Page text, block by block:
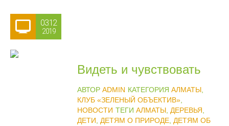
03.12
2019
Видеть и чувствовать
АВТОР ADMIN КАТЕГОРИЯ АЛМАТЫ,
КЛУБ «ЗЕЛЕНЫЙ ОБЪЕКТИВ»,
НОВОСТИ ТЕГИ АЛМАТЫ, ДЕРЕВЬЯ
ДЕТИ
ДЕТЯМ О ПРИРОДЕ, ДЕТЯМ ОБ